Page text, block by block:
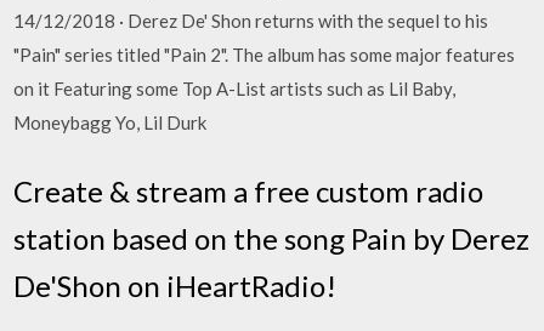
14/12/2018 · Derez De' Shon returns with the sequel to his
"Pain" series titled "Pain 2". The album has some major features
on it Featuring some Top A-List artists such as Lil Baby,
Moneybagg Yo, Lil Durk
Create & stream a free custom radio
station based on the song Pain by Derez
De'Shon on iHeartRadio!